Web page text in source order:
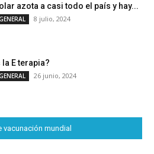
azota a casi todo el país y hay...
8 julio, 2024
la E terapia?
26 junio, 2024
vacunación mundial